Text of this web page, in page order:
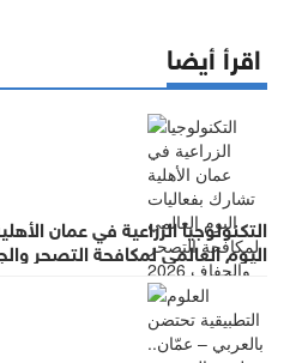
اقرأ أيضا
التكنولوجيا الزراعية في عمان
اليوم العالمي لمكافحة التصحر